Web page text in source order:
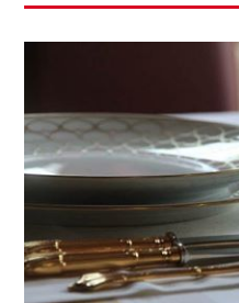
(写真はHavilandの、お
@Haviland.officiel想像した
実家を継いだ姉と、昔の
仕度をしていると、母が
私たちが作る夕食を、母
るようです。改めて、食の
在を大切に思うこの頃で
母。「こうして、嫁いだ
も2人で仲良く作ってくれ
な声でしたが、私も姉も
いくつか並んだ食器棚から
渡すと、「うーん、ママ
ね。この器では、ちょっ
味しそうに見えるかしらね
いて見て。このお料理が